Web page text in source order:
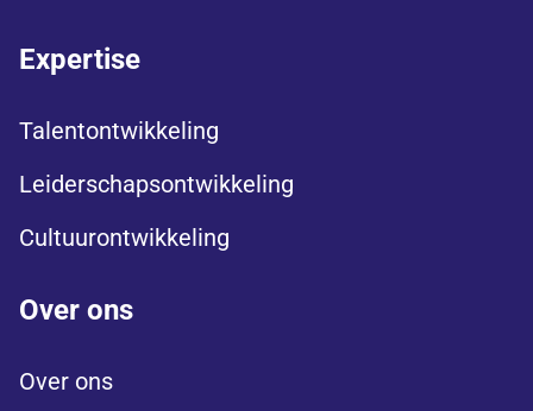
Expertise
Talentontwikkeling
Leiderschapsontwikkeling
Cultuurontwikkeling
Over ons
Over ons